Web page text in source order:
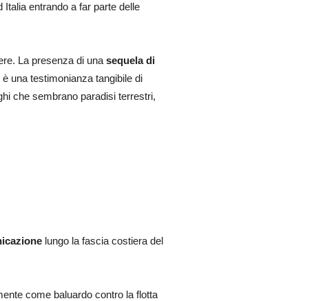
entrando a far parte delle
La presenza di una sequela di
una testimonianza tangibile di
che sembrano paradisi terrestri,
lungo la fascia costiera del
come baluardo contro la flotta